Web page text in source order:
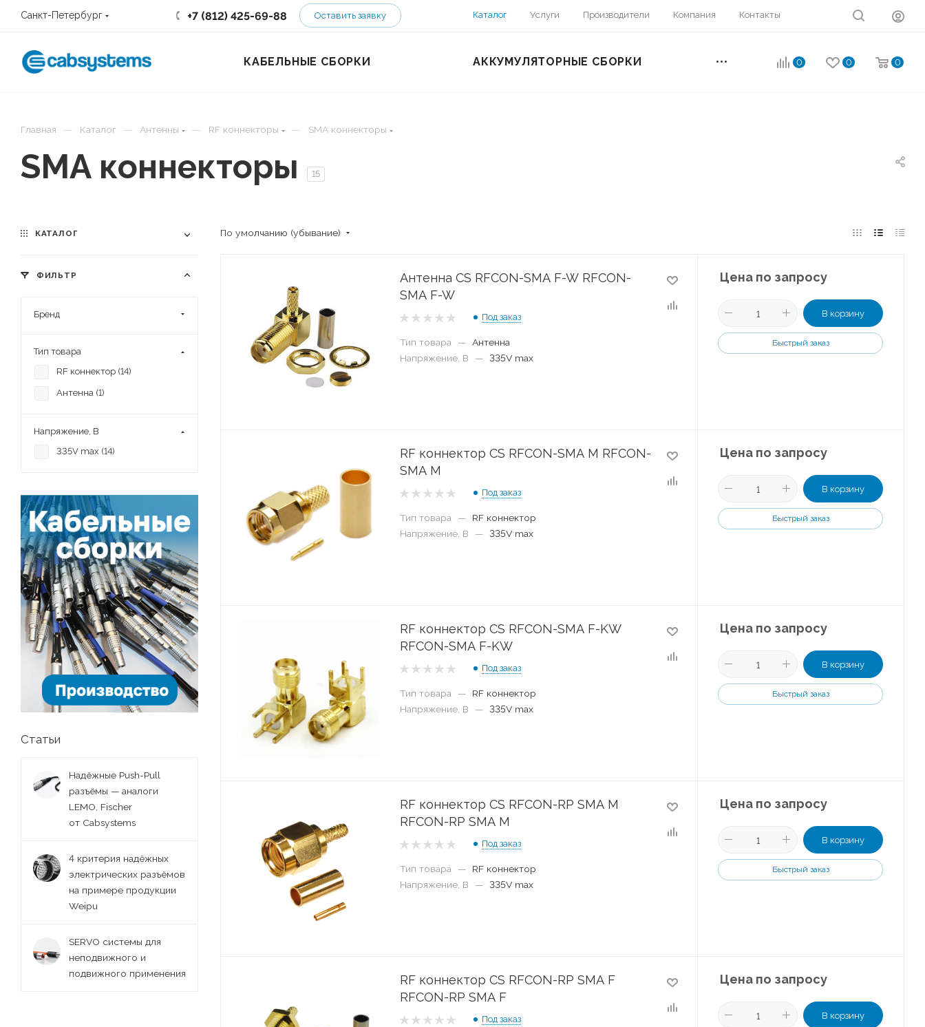
Санкт-Петербург +7 (812) 425-69-88 Оставить заявку Каталог Услуги Производители Компания Контакты
0 0 0
КАБЕЛЬНЫЕ СБОРКИ АККУМУЛЯТОРНЫЕ СБОРКИ
Главная — Каталог — Антенны — RF коннекторы — SMA коннекторы
SMA коннекторы 15
По умолчанию (убывание)
Антенна CS RFCON-SMA F-W RFCON-
SMA F-W
Под заказ
Тип товара — Антенна
Напряжение, В
— 335V max
Цена по запросу
В корзину
Быстрый заказ
RF коннектор CS RFCON-SMA M RFCON-
SMA M
Под заказ
Тип товара —
RF коннектор
Напряжение, В
— 335V max
Цена по запросу
В корзину
Быстрый заказ
RF коннектор CS RFCON-SMA F-KW
RFCON-SMA F-KW
Под заказ
Тип товара —
RF коннектор
Напряжение, В
— 335V max
Цена по запросу
В корзину
Быстрый заказ
RF коннектор CS RFCON-RP SMA M
RFCON-RP SMA M
Под заказ
Тип товара —
RF коннектор
Напряжение, В
— 335V max
Цена по запросу
В корзину
Быстрый заказ
RF коннектор CS RFCON-RP SMA F
RFCON-RP SMA F
Под заказ
Цена по запросу
В корзину
КАТАЛОГ
ФИЛЬТР
Бренд
Тип товара
RF коннектор (14)
Антенна (1)
Напряжение, В
335V max (14)
Статьи
Надёжные Push-Pull
разъёмы — аналоги
LEMO, Fischer
от Cabsystems
4 критерия надёжных
электрических разъёмов
на примере продукции
Weipu
SERVO системы для
неподвижного и
подвижного применения